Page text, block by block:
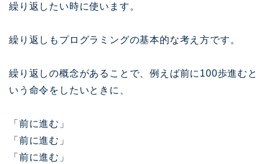
繰り返したい時に使います。
繰り返しもプログラミングの基本的な考え方です。
繰り返しの概念があることで、例えば前に100歩進むと
いう命令をしたいときに、
「前に進む」
「前に進む」
「前に進む」